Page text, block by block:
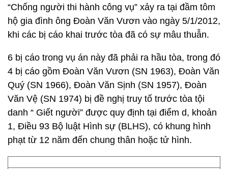
“Chống người thi hành công vụ” xảy ra tại đầm tôm
hộ gia đình ông Đoàn Văn Vươn vào ngày 5/1/2012,
khi các bị cáo khai trước tòa đã có sự mâu thuẫn.
6 bị cáo trong vụ án này đã phải ra hầu tòa, trong đó
4 bị cáo gồm Đoàn Văn Vươn (SN 1963), Đoàn Văn
Quý (SN 1966), Đoàn Văn Sịnh (SN 1957), Đoàn
Văn Vệ (SN 1974) bị đề nghị truy tố trước tòa tội
danh “ Giết người” được quy định tại điểm d, khoản
1, Điều 93 Bộ luật Hình sự (BLHS), có khung hình
phạt từ 12 năm đến chung thân hoặc tử hình.